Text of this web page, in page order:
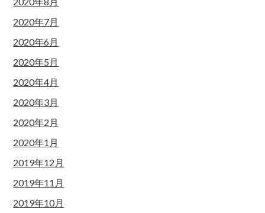
2020年7月
2020年6月
2020年5月
2020年4月
2020年3月
2020年2月
2020年1月
2019年12月
2019年11月
2019年10月